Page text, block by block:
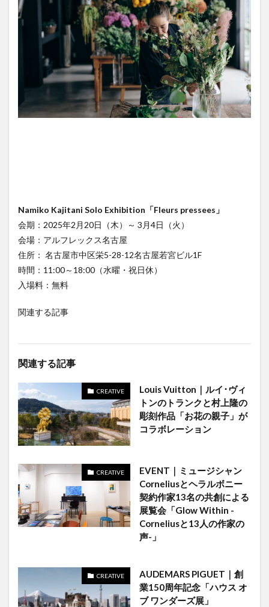
Namiko Kajitani Solo Exhibition「Fleurs pressees」
会期：2025年2月20日（木）～ 3月4日（火）
会場：アルフレックス名古屋
住所： 名古屋市中区栄5-28-12名古屋若宮ビル1F
時間：11:00～18:00（水曜・祝日休）
入場料：無料
関連する記事
関連する記事
CREATIVE
Louis Vuitton｜ルイ･ヴィ
トンのトランクと村上隆の
彫刻作品「お花の親⼦」が
コラボレーション
CREATIVE
EVENT｜ミュージシャン
Corneliusとヘラルボニー
契約作家13名の共創による
展覧会「Glow Within -
Corneliusと13人の作家の
声-」
CREATIVE
AUDEMARS PIGUET｜創
業150周年記念「ハウス オ
ブ ワンダーズ展」